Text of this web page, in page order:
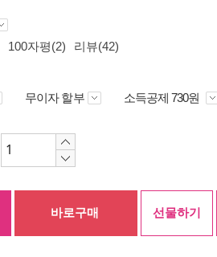
100자평(2) 리뷰(42)
무이자 할부 소득공제 730원
바로구매 선물하기